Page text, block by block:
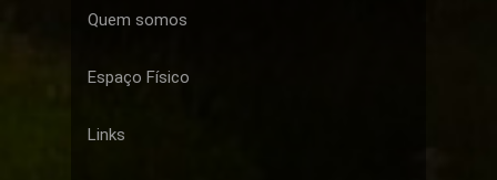
Quem somos
Espaço Físico
Links